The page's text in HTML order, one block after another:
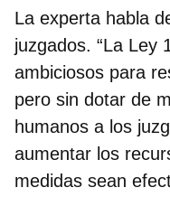
La experta habla
juzgados. “La Ley
ambiciosos para
pero sin dotar de
humanos a los
aumentar los
medidas sean